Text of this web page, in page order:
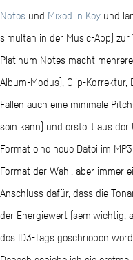
Notes und Mixed in Key und
simultan in der Music-App) zur
Platinum Notes macht
Album-Modus), Clip-
Fällen auch eine minimale
sein kann) und erstellt aus
Format eine neue Datei im
Format der Wahl, aber immer
Anschluss dafür, dass die
der Energiewert (semiwichtig,
des ID3-Tags geschrieben